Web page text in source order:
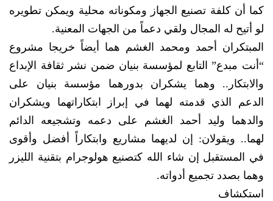
كما أن كلفة تصنيع الجهاز ومكوناته محلية ويمكن تطويره
لو أتيح له المجال ولقي دعماً من الجهات المعنية.
المبتكران أحمد ومحمد الغشم هما أيضاً خريجا مشروع
“أنت مبدع” التابع لمؤسسة بنيان ضمن نشر ثقافة الإبداع
والابتكار.. وهما يشكران بدورهما مؤسسة بنيان على
الدعم الذي قدمته لهما في إبراز ابتكاراتهما ويشكران
والدهما وليد أحمد الغشم على دعمه وتشجيعه الدائم
لهما.. ويقولان: إن لديهما مشاريع وابتكاراً أفضل وأقوى
في المستقبل إن شاء الله كتصنيع هولوجرام بتقنية الليزر
وهما بصدد تجميع أدواته.
استكشاف